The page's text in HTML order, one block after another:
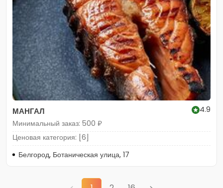
МАНГАЛ
4.9
Минимальный заказ: 500 ₽
Ценовая категория: [6]
Белгород, Ботаническая улица, 17